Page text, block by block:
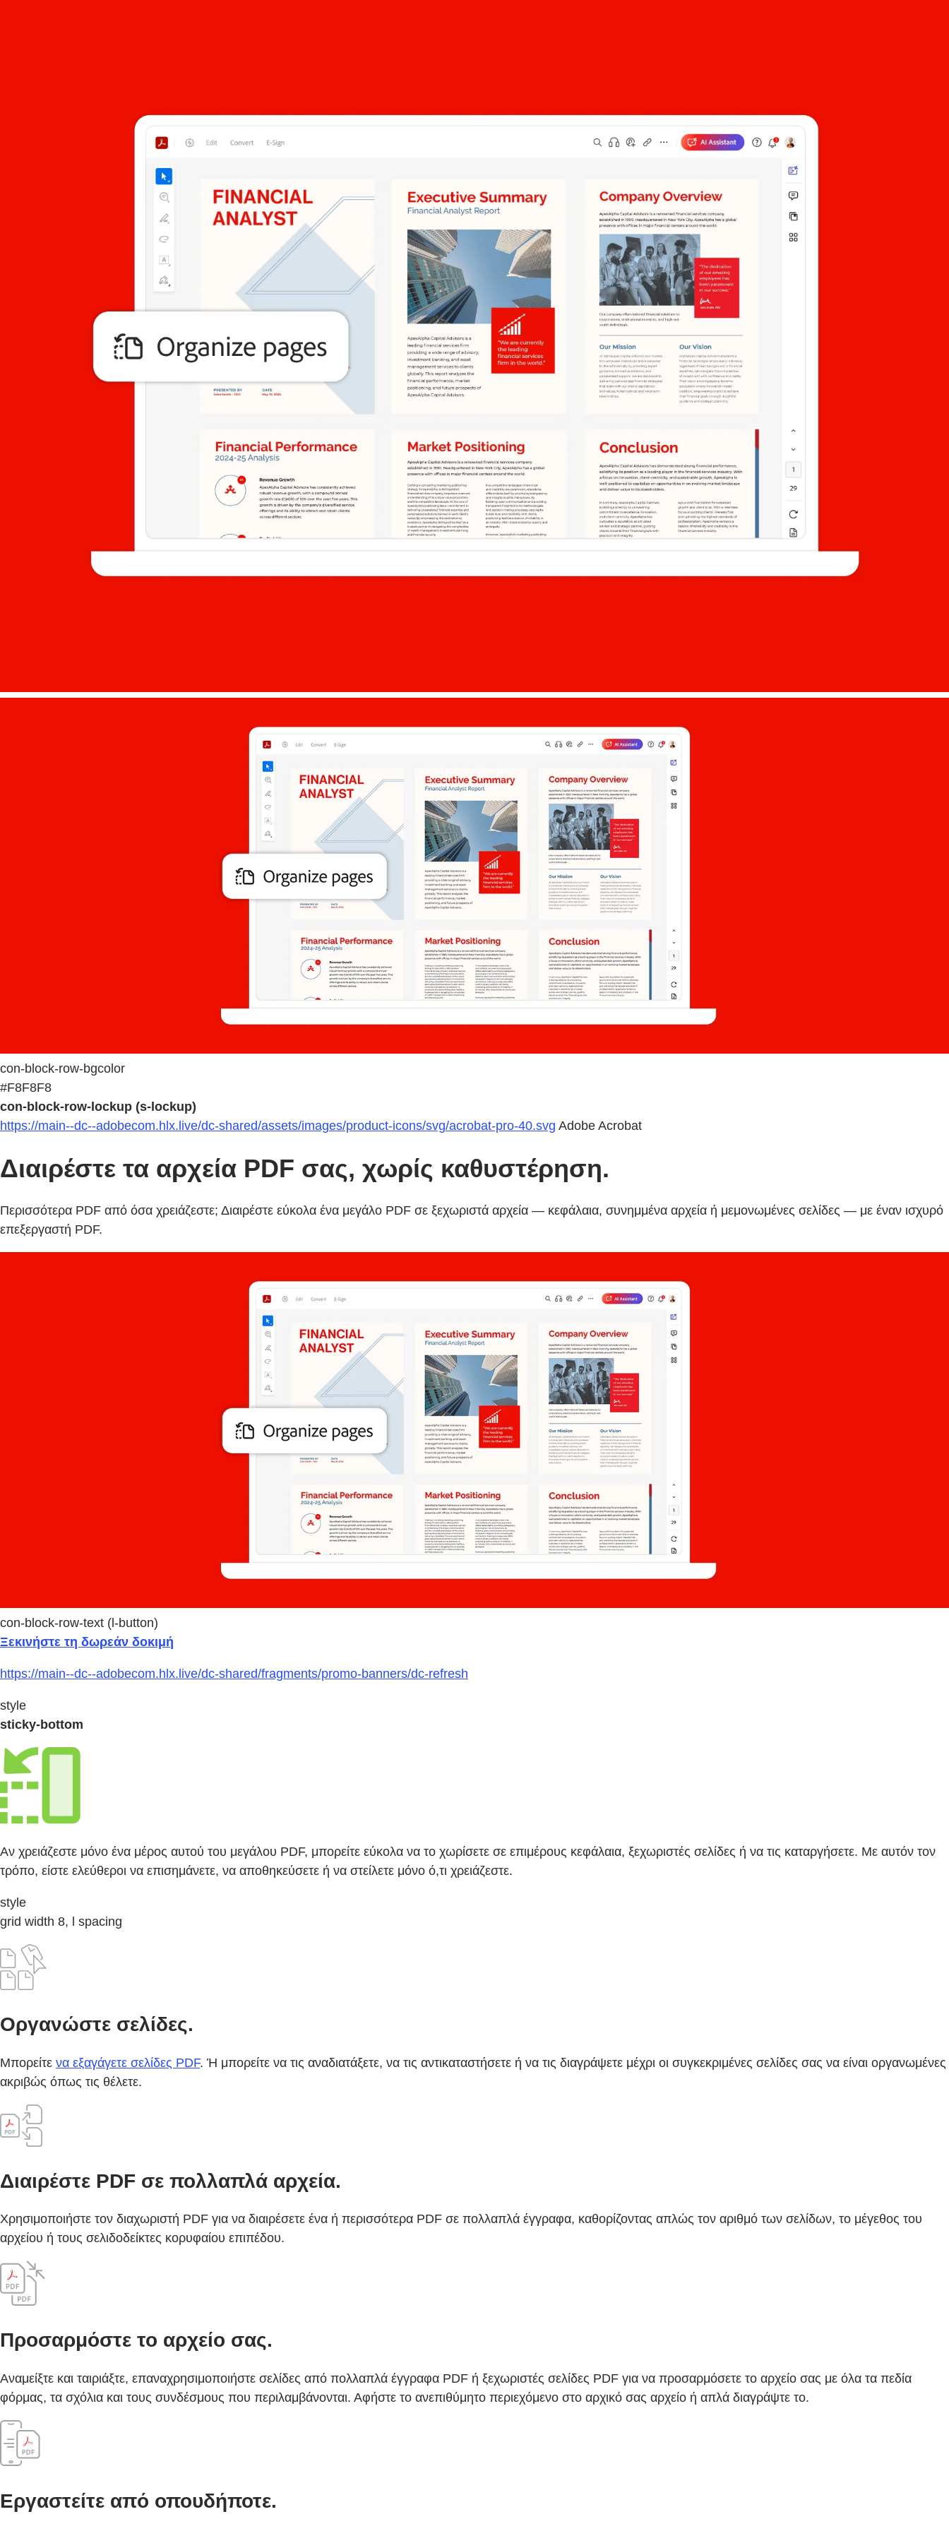
con-block-row-bgcolor
#F8F8F8
con-block-row-lockup (s-lockup)
https://main--dc--adobecom.hlx.live/dc-shared/assets/images/product-icons/svg/acrobat-pro-40.svg Adobe Acrobat
Διαιρέστε τα αρχεία PDF σας, χωρίς καθυστέρηση.
Περισσότερα PDF από όσα χρειάζεστε; Διαιρέστε εύκολα ένα μεγάλο PDF σε ξεχωριστά αρχεία — κεφάλαια, συνημμένα αρχεία ή μεμονωμένες σελίδες — με έναν ισχυρό
επεξεργαστή PDF.
con-block-row-text (l-button)
Ξεκινήστε τη δωρεάν δοκιμή
https://main--dc--adobecom.hlx.live/dc-shared/fragments/promo-banners/dc-refresh
style
sticky-bottom
Αν χρειάζεστε μόνο ένα μέρος αυτού του μεγάλου PDF, μπορείτε εύκολα να το χωρίσετε σε επιμέρους κεφάλαια, ξεχωριστές σελίδες ή να τις καταργήσετε. Με αυτόν τον
τρόπο, είστε ελεύθεροι να επισημάνετε, να αποθηκεύσετε ή να στείλετε μόνο ό,τι χρειάζεστε.
style
grid width 8, l spacing
Οργανώστε σελίδες.
Μπορείτε να εξαγάγετε σελίδες PDF. Ή μπορείτε να τις αναδιατάξετε, να τις αντικαταστήσετε ή να τις διαγράψετε μέχρι οι συγκεκριμένες σελίδες σας να είναι οργανωμένες
ακριβώς όπως τις θέλετε.
Διαιρέστε PDF σε πολλαπλά αρχεία.
Χρησιμοποιήστε τον διαχωριστή PDF για να διαιρέσετε ένα ή περισσότερα PDF σε πολλαπλά έγγραφα, καθορίζοντας απλώς τον αριθμό των σελίδων, το μέγεθος του
αρχείου ή τους σελιδοδείκτες κορυφαίου επιπέδου.
Προσαρμόστε το αρχείο σας.
Αναμείξτε και ταιριάξτε, επαναχρησιμοποιήστε σελίδες από πολλαπλά έγγραφα PDF ή ξεχωριστές σελίδες PDF για να προσαρμόσετε το αρχείο σας με όλα τα πεδία
φόρμας, τα σχόλια και τους συνδέσμους που περιλαμβάνονται. Αφήστε το ανεπιθύμητο περιεχόμενο στο αρχικό σας αρχείο ή απλά διαγράψτε το.
Εργαστείτε από οπουδήποτε.